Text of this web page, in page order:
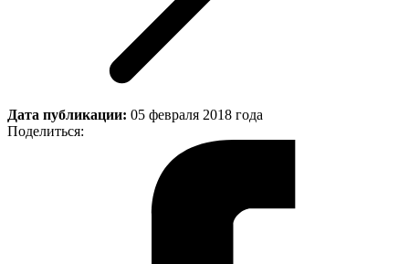
Дата публикации: 05 февраля 2018 года
Поделиться: